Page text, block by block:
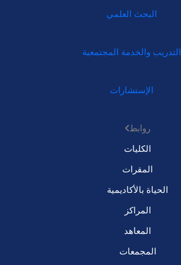
البحث العلمي
التدريب والخدمة المجتمعية
الإستشارات
روابط
الكليات
المقرات
الحياة بالأكاديمية
المراكز
المعاهد
المجمعات